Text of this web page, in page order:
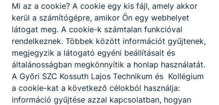
Iskolapszichológus foglalkozásai
Jó lehetőség iskolánkban, hogy
iskolapszichológus is tud segítséget nyújtani
azoknak a diákoknak akik ezt igénylik. Heti két
napban kereshetik őt a tanulóink. Az egyéni
foglalkozások mellett az osztályfőnöki munkát is
segíti azzal, hogy csoportfoglalkozásokat (pl.
önismereti) tart az osztályoknak.
Mi az a cookie? A cookie egy kis fájl, amely akkor
kerül a számítógépre, amikor Ön egy webhelyet
látogat meg. A cookie-k számtalan funkcióval
rendelkeznek. Többek között információt gyűjtenek,
megjegyzik a látogató egyéni beállításait és
általánosságban megkönnyítik a honlap használatát.
A Győri SZC Kossuth Lajos Technikum és Kollégium
a cookie-kat a következő célokból használja:
információ gyűjtése azzal kapcsolatban, hogyan